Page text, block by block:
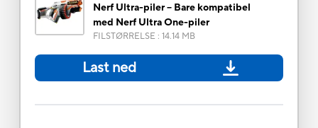
Nerf Ultra-piler -- Bare kompatibel
med Nerf Ultra One-piler
FILSTØRRELSE : 14.14 MB
Last ned